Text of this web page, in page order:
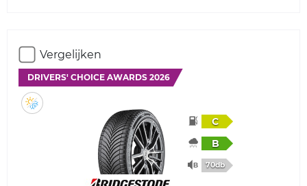
Vergelijken
DRIVERS' CHOICE AWARDS 2026
C
B
70db